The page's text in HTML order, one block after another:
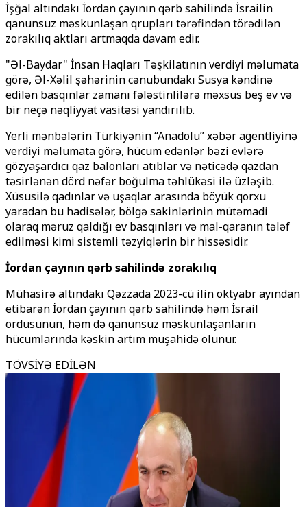
İşğal altındakı İordan çayının qərb sahilində İsrailin
qanunsuz məskunlaşan qrupları tərəfindən törədilən
zorakılıq aktları artmaqda davam edir.
"Əl-Baydar" İnsan Haqları Təşkilatının verdiyi məlumata
görə, Əl-Xəlil şəhərinin cənubundakı Susya kəndinə
edilən basqınlar zamanı fələstinlilərə məxsus beş ev və
bir neçə nəqliyyat vasitəsi yandırılıb.
Yerli mənbələrin Türkiyənin “Anadolu” xəbər agentliyinə
verdiyi məlumata görə, hücum edənlər bəzi evlərə
gözyaşardıcı qaz balonları atıblar və nəticədə qazdan
təsirlənən dörd nəfər boğulma təhlükəsi ilə üzləşib.
Xüsusilə qadınlar və uşaqlar arasında böyük qorxu
yaradan bu hadisələr, bölgə sakinlərinin mütəmadi
olaraq məruz qaldığı ev basqınları və mal-qaranın tələf
edilməsi kimi sistemli təzyiqlərin bir hissəsidir.
İordan çayının qərb sahilində zorakılıq
Mühasirə altındakı Qəzzada 2023-cü ilin oktyabr ayından
etibarən İordan çayının qərb sahilində həm İsrail
ordusunun, həm də qanunsuz məskunlaşanların
hücumlarında kəskin artım müşahidə olunur.
TÖVSİYƏ EDİLƏN